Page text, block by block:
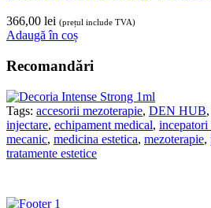
366,00 lei (prețul include TVA)
Adaugă în coș
Recomandări
Tags: accesorii mezoterapie, DEN HUB,
injectare, echipament medical, incepatori
mecanic, medicina estetica, mezoterapie,
tratamente estetice